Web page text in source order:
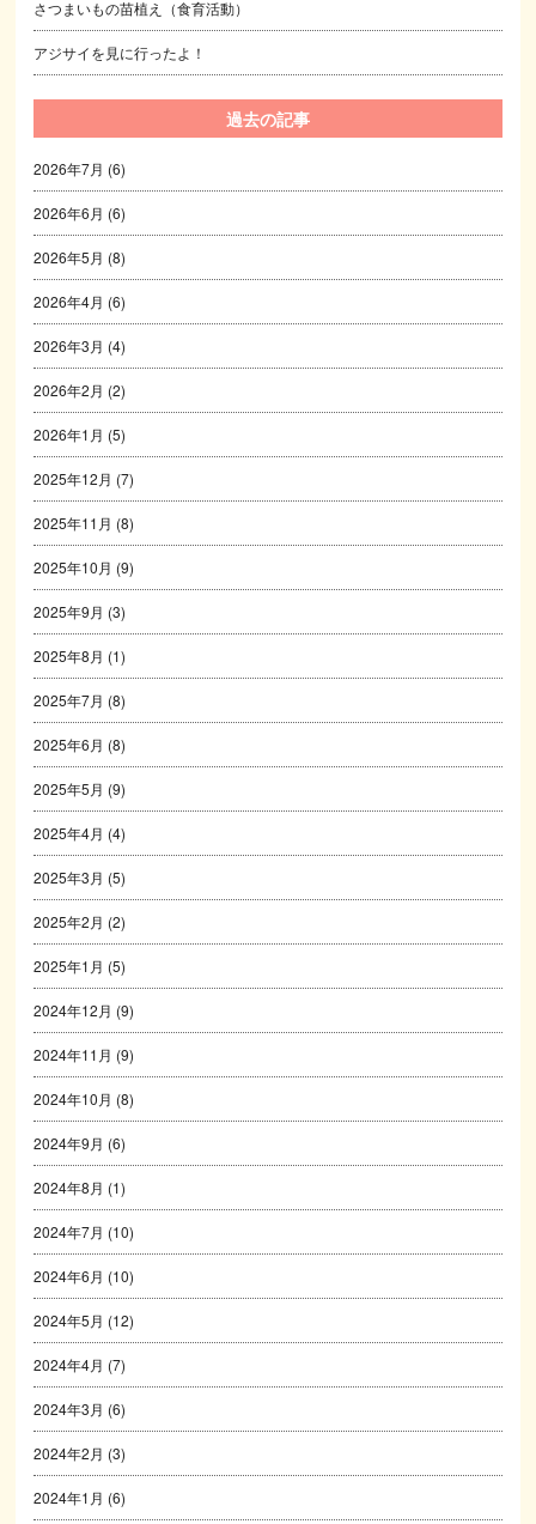
さつまいもの苗植え（食育活動）
アジサイを見に行ったよ！
過去の記事
2026年7月 (6)
2026年6月 (6)
2026年5月 (8)
2026年4月 (6)
2026年3月 (4)
2026年2月 (2)
2026年1月 (5)
2025年12月 (7)
2025年11月 (8)
2025年10月 (9)
2025年9月 (3)
2025年8月 (1)
2025年7月 (8)
2025年6月 (8)
2025年5月 (9)
2025年4月 (4)
2025年3月 (5)
2025年2月 (2)
2025年1月 (5)
2024年12月 (9)
2024年11月 (9)
2024年10月 (8)
2024年9月 (6)
2024年8月 (1)
2024年7月 (10)
2024年6月 (10)
2024年5月 (12)
2024年4月 (7)
2024年3月 (6)
2024年2月 (3)
2024年1月 (6)